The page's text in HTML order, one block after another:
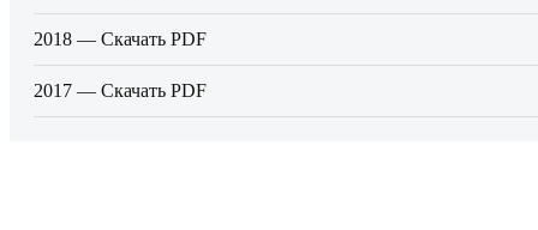
2018 — Скачать PDF
2017 — Скачать PDF